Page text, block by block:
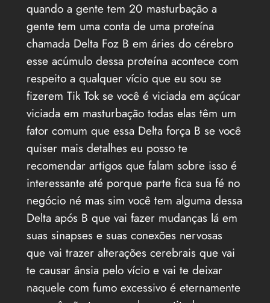
quando a gente tem 20 masturbação a
gente tem uma conta de uma proteína
chamada Delta Foz B em áries do cérebro
esse acúmulo dessa proteína acontece com
respeito a qualquer vício que eu sou se
fizerem Tik Tok se você é viciada em açúcar
viciada em masturbação todas elas têm um
fator comum que essa Delta força B se você
quiser mais detalhes eu posso te
recomendar artigos que falam sobre isso é
interessante até porque parte fica sua fé no
negócio né mas sim você tem alguma dessa
Delta após B que vai fazer mudanças lá em
suas sinapses e suas conexões nervosas
que vai trazer alterações cerebrais que vai
te causar ânsia pelo vício e vai te deixar
naquele com fumo excessivo é eternamente